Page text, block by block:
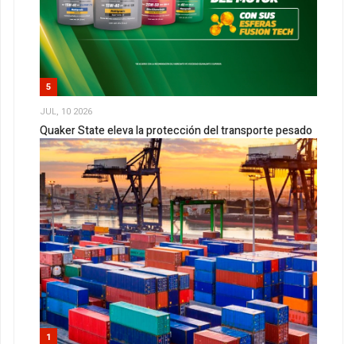
5
JUL, 10 2026
Quaker State eleva la protección del transporte pesado
1